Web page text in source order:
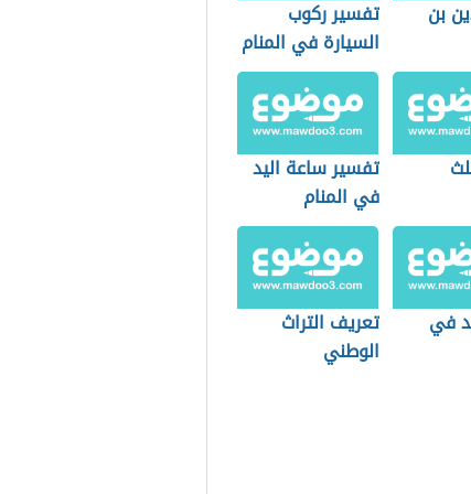
بن
تفسير ركوب
السيارة في المنام
تفسير ساعة اليد
في المنام
في
تعريف التراث
الوطني